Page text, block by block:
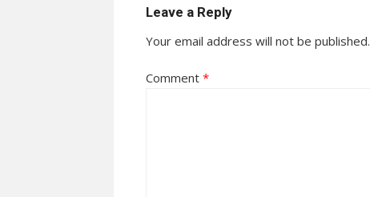
Leave a Reply
Your email address will not be published.
Comment *